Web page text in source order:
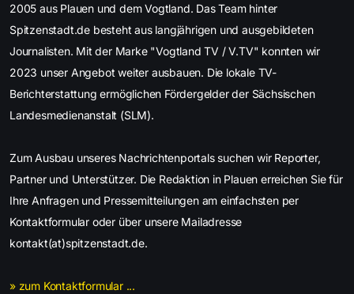
2005 aus Plauen und dem Vogtland. Das Team hinter
Spitzenstadt.de besteht aus langjährigen und ausgebildeten
Journalisten. Mit der Marke "Vogtland TV / V.TV" konnten wir
2023 unser Angebot weiter ausbauen. Die lokale TV-
Berichterstattung ermöglichen Fördergelder der Sächsischen
Landesmedienanstalt (SLM).
Zum Ausbau unseres Nachrichtenportals suchen wir Reporter,
Partner und Unterstützer. Die Redaktion in Plauen erreichen Sie für
Ihre Anfragen und Pressemitteilungen am einfachsten per
Kontaktformular oder über unsere Mailadresse
kontakt(at)spitzenstadt.de.
» zum Kontaktformular ...